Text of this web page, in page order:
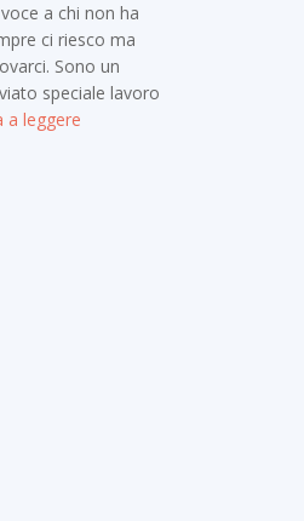
a chi non ha
ci riesco ma
Sono un
speciale lavoro
a leggere